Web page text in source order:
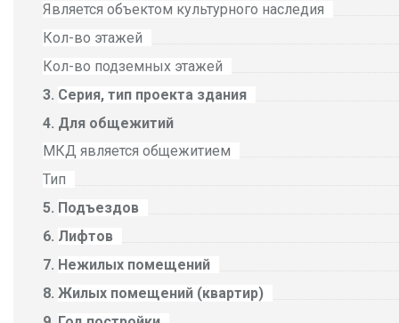
Является объектом культурного наследия
Кол-во этажей
Кол-во подземных этажей
Серия, тип проекта здания
Для общежитий
МКД является общежитием
Тип
Подъездов
Лифтов
Нежилых помещений
Жилых помещений (квартир)